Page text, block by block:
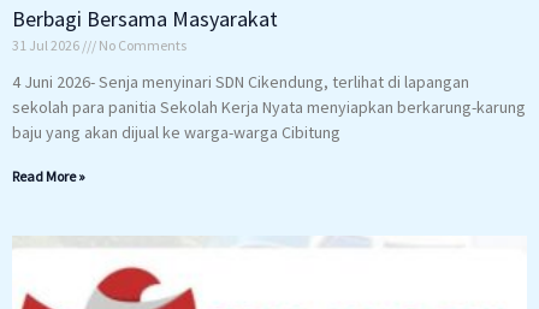
Berbagi Bersama Masyarakat
31 Jul 2026 No Comments
4 Juni 2026- Senja menyinari SDN Cikendung, terlihat di lapangan
sekolah para panitia Sekolah Kerja Nyata menyiapkan berkarung-karung
baju yang akan dijual ke warga-warga Cibitung
Read More »